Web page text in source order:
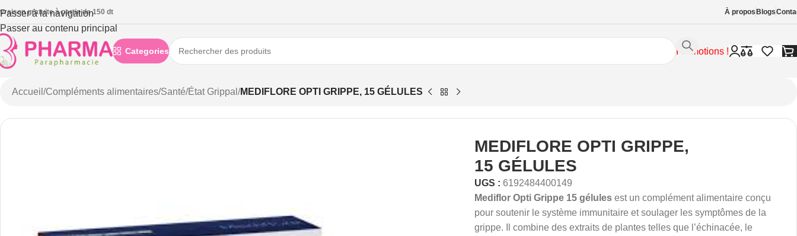
Passer à la navigation
Passer au contenu principal
gratuite à partie de 150 dt À propos Blogs
Categories Promotions !
Accueil /Compléments alimentaires/Santé/État Grippal /MEDIFLORE OPTI GRIPPE, 15 GÉLULES
MEDIFLORE OPTI GRIPPE,
15 GÉLULES
UGS :6192484400149
Mediflor Opti Grippe 15 gélules est un complément alimentaire conçu
pour soutenir le système immunitaire et soulager les symptômes de la
grippe. Il combine des extraits de plantes telles que l’échinacée, le